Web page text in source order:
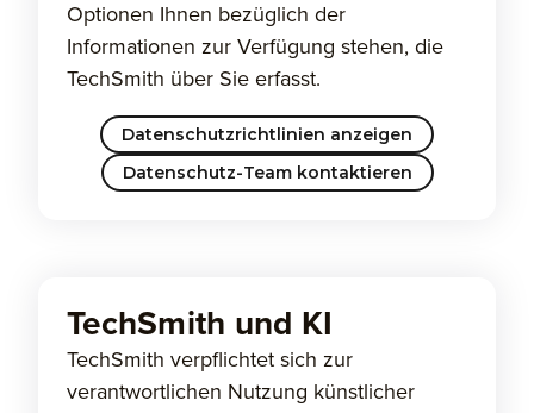
Optionen Ihnen bezüglich der
Informationen zur Verfügung stehen, die
TechSmith über Sie erfasst.
Datenschutzrichtlinien anzeigen
Datenschutz-Team kontaktieren
TechSmith und KI
TechSmith verpflichtet sich zur
verantwortlichen Nutzung künstlicher